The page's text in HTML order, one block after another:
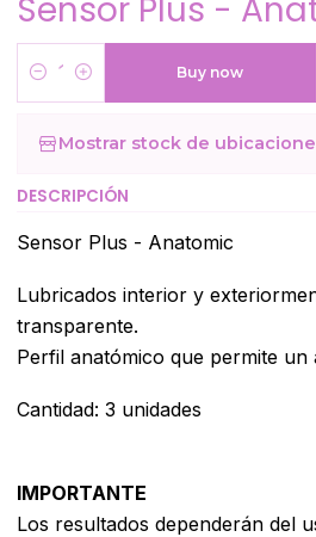
Sensor Plus -
Cantidad
Buy now
Mostrar stock de
DESCRIPCIÓN
Sensor Plus - Anatomic
Lubricados interior y
transparente.
Perfil anatómico que permite un
Cantidad: 3 unidades
IMPORTANTE
Los resultados dependerán del